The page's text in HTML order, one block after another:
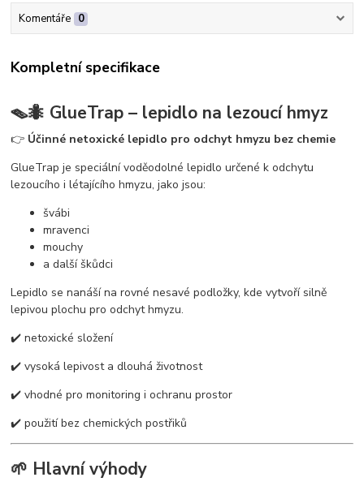
Komentáře 0
Kompletní specifikace
🪤🐜 GlueTrap – lepidlo na lezoucí hmyz
👉 Účinné netoxické lepidlo pro odchyt hmyzu bez chemie
GlueTrap je speciální voděodolné lepidlo určené k odchytu
lezoucího i létajícího hmyzu, jako jsou:
švábi
mravenci
mouchy
a další škůdci
Lepidlo se nanáší na rovné nesavé podložky, kde vytvoří silně
lepivou plochu pro odchyt hmyzu.
✔️ netoxické složení
✔️ vysoká lepivost a dlouhá životnost
✔️ vhodné pro monitoring i ochranu prostor
✔️ použití bez chemických postřiků
🌱 Hlavní výhody